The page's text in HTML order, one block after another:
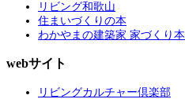
リビング和歌山
住まいづくりの本
わかやまの建築家 家づくり本
webサイト
リビングカルチャー倶楽部